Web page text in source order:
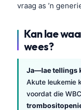
vraag as ’n
Kan lae
wees?
Ja—lae tellings
Akute leukemie
voordat die